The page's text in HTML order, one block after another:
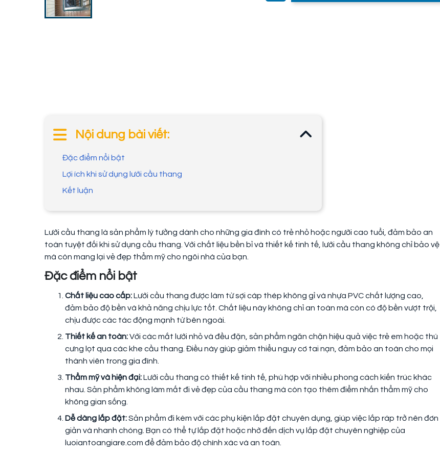
Nội dung bài viết:
Đặc điểm nổi bật
Lợi ích khi sử dụng lưới cầu thang
Kết luận
Lưới cầu thang là sản phẩm lý tưởng dành cho những gia đình có trẻ nhỏ hoặc người cao tuổi, đảm bảo an
toàn tuyệt đối khi sử dụng cầu thang. Với chất liệu bền bỉ và thiết kế tinh tế, lưới cầu thang không chỉ bảo vệ
mà còn mang lại vẻ đẹp thẩm mỹ cho ngôi nhà của bạn.
Đặc điểm nổi bật
Chất liệu cao cấp:Lưới cầu thang được làm từ sợi cáp thép không gỉ và nhựa PVC chất lượng cao,
đảm bảo độ bền và khả năng chịu lực tốt. Chất liệu này không chỉ an toàn mà còn có độ bền vượt trội,
chịu được các tác động mạnh từ bên ngoài.
Thiết kế an toàn:Với các mắt lưới nhỏ và đều đặn, sản phẩm ngăn chặn hiệu quả việc trẻ em hoặc thú
cưng lọt qua các khe cầu thang. Điều này giúp giảm thiểu nguy cơ tai nạn, đảm bảo an toàn cho mọi
thành viên trong gia đình.
Thẩm mỹ và hiện đại:Lưới cầu thang có thiết kế tinh tế, phù hợp với nhiều phong cách kiến trúc khác
nhau. Sản phẩm không làm mất đi vẻ đẹp của cầu thang mà còn tạo thêm điểm nhấn thẩm mỹ cho
không gian sống.
Dễ dàng lắp đặt:Sản phẩm đi kèm với các phụ kiện lắp đặt chuyên dụng, giúp việc lắp ráp trở nên đơn
giản và nhanh chóng. Bạn có thể tự lắp đặt hoặc nhờ đến dịch vụ lắp đặt chuyên nghiệp của
luoiantoangiare.com để đảm bảo độ chính xác và an toàn.